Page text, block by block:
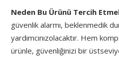
Neden Bu Ürünü Tercih
güvenlik alarmı, beklenmedik
yardımcınızolacaktır. Hem
ürünle, güvenliğinizi bir